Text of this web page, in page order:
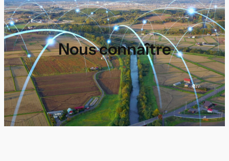
Nous connaître